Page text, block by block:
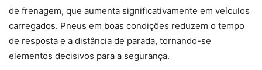
de frenagem, que aumenta significativamente em veículos
carregados. Pneus em boas condições reduzem o tempo
de resposta e a distância de parada, tornando-se
elementos decisivos para a segurança.